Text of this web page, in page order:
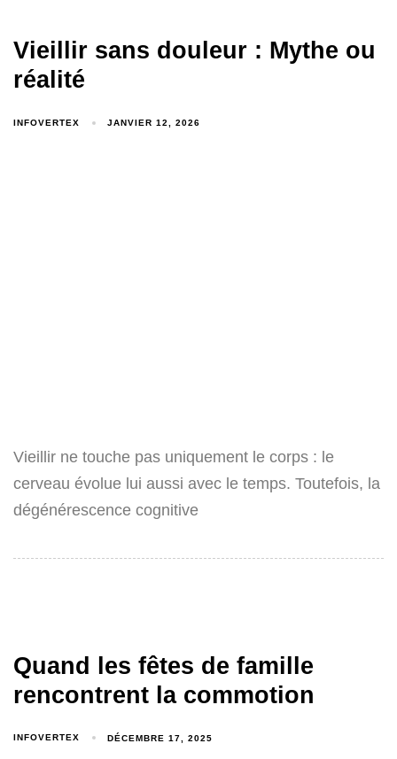
Vieillir sans douleur : Mythe ou
réalité
INFOVERTEX JANVIER 12, 2026
Vieillir ne touche pas uniquement le corps : le
cerveau évolue lui aussi avec le temps. Toutefois, la
dégénérescence cognitive
Quand les fêtes de famille
rencontrent la commotion
INFOVERTEX DÉCEMBRE 17, 2025